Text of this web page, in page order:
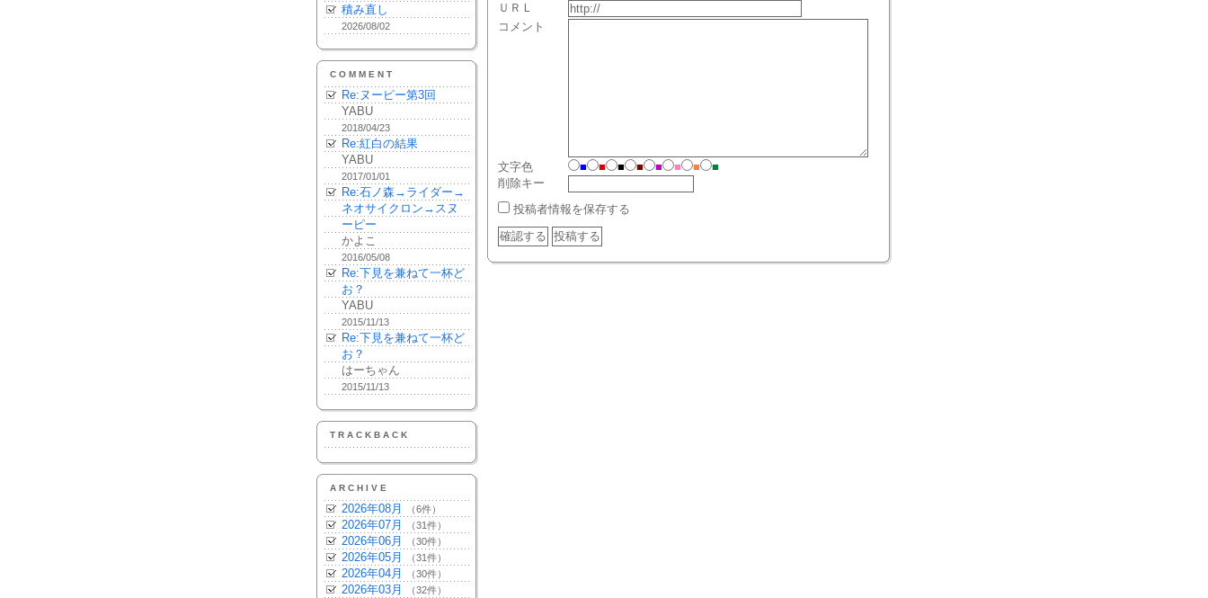
積み直し
2026/08/02
COMMENT
Re:ヌーピー第3回
YABU
2018/04/23
Re:紅白の結果
YABU
2017/01/01
Re:石ノ森→ライダー→
ネオサイクロン→スヌ
ーピー
かよこ
2016/05/08
Re:下見を兼ねて一杯ど
お？
YABU
2015/11/13
Re:下見を兼ねて一杯ど
お？
はーちゃん
2015/11/13
TRACKBACK
ARCHIVE
2026年08月 （6件）
2026年07月 （31件）
2026年06月 （30件）
2026年05月 （31件）
2026年04月 （30件）
2026年03月 （32件）
ＵＲＬ
コメント
文字色 ■ ■ ■ ■ ■ ■ ■
■
削除キー
投稿者情報を保存する